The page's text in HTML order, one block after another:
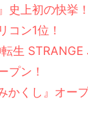
史上初の快挙
コン1位！
生 STRANGE
プン！
かくし』オー